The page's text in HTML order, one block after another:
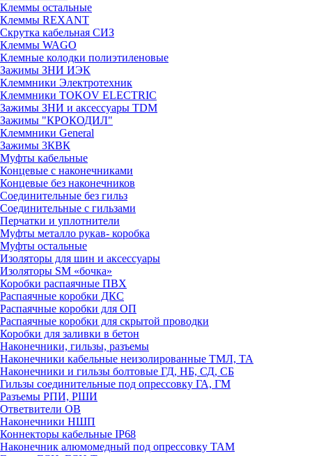
Клеммы остальные
Клеммы REXANT
Скрутка кабельная СИЗ
Клеммы WAGO
Клемные колодки полиэтиленовые
Зажимы ЗНИ ИЭК
Клеммники Электротехник
Клеммники TOKOV ELECTRIC
Зажимы ЗНИ и аксессуары TDM
Зажимы "КРОКОДИЛ"
Клеммники General
Зажимы 3КВК
Муфты кабельные
Концевые с наконечниками
Концевые без наконечников
Соединительные без гильз
Соединительные с гильзами
Перчатки и уплотнители
Муфты металло рукав- коробка
Муфты остальные
Изоляторы для шин и аксессуары
Изоляторы SM «бочка»
Коробки распаячные ПВХ
Распаячные коробки ДКС
Распаячные коробки для ОП
Распаячные коробки для скрытой проводки
Коробки для заливки в бетон
Наконечники, гильзы, разъемы
Наконечники кабельные неизолированные ТМЛ, ТА
Наконечники и гильзы болтовые ГД, НБ, СД, СБ
Гильзы соединительные под опрессовку ГА, ГМ
Разъемы РПИ, РШИ
Ответвители ОВ
Наконечники НШП
Коннекторы кабельные IP68
Наконечник алюмомедный под опрессовку ТАМ